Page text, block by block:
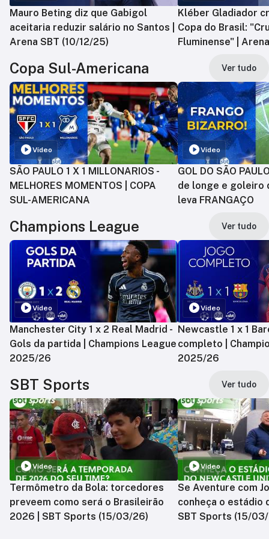
Mauro Beting diz que Gabigol
aceitaria reduzir salário no Santos |
Arena SBT (10/12/25)
Kléber Gladiador
Copa do Brasil:
Fluminense" |
Copa Sul-Americana Ver tudo
Vídeo
SÃO PAULO 1 X 1 MILLONARIOS -
MELHORES MOMENTOS | COPA
SUL-AMERICANA
Vídeo
GOL DO SÃO
de longe e goleiro
leva FRANGAÇO
Champions League Ver tudo
Vídeo
Manchester City 1 x 2 Real Madrid -
Gols da partida | Champions League
2025/26
Vídeo
Newcastle 1 x 1
completo |
2025/26
SBT Sports Ver tudo
Vídeo
Termômetro da Bola: torcedores
preveem como será o Brasileirão
2026 | SBT Sports (15/03/26)
Vídeo
Se Aventure com
conheça o estádio
SBT Sports (15/